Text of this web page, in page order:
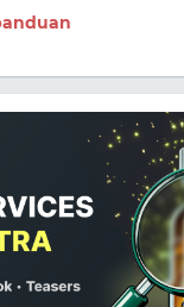
lalu lintas, taruhan
yang berbeda
Tip/Prediksi,
pada sumber